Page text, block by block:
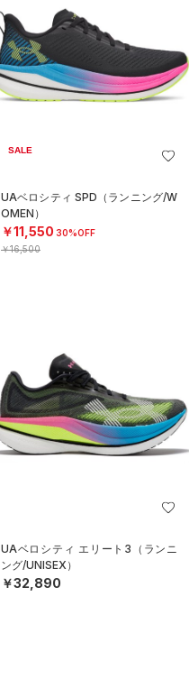
SALE
UAベロシティ SPD（ランニング/W
OMEN）
￥11,550 30%OFF
￥16,500
UAベロシティ エリート3（ランニ
ング/UNISEX）
￥32,890